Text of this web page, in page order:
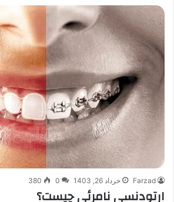
Farzad خرداد 26, 1403 0
380
ارتودنسی نامرئی چیست؟